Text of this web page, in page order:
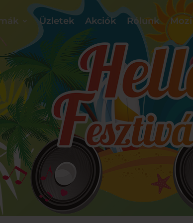
Üzletek Akciók Rólunk Mozi